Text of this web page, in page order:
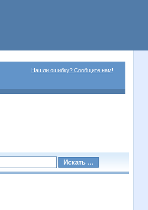
Нашли ошибку? Сообщите нам!